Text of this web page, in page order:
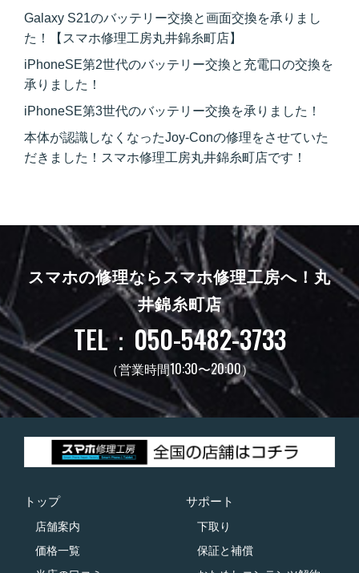
Galaxy S21のバッテリー交換と画面交換を承りまし
た！【スマホ修理工房丸井錦糸町店】
iPhoneSE第2世代のバッテリー交換と充電口の交換を
承りました！
iPhoneSE第3世代のバッテリー交換を承りました！
本体が認識しなくなったJoy-Conの修理をさせていた
だきました！スマホ修理工房丸井錦糸町店です！
スマホの修理ならスマホ修理工房へ！ 丸
井錦糸町店
TEL：050-5482-3733
（営業時間10:30〜20:00）
トップ
店舗案内
価格一覧
サポート
下取り
保証と補償